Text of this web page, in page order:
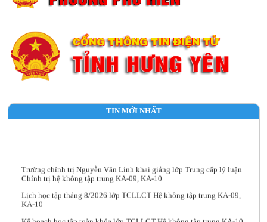
TIN MỚI NHẤT
Chính trị hệ không tập trung KA-09, KA-10
Lịch học tập tháng 8/2026 lớp TCLLCT Hệ không tập trung KA-09,
KA-10
Kế hoạch học tập toàn khóa lớp TCLLCT Hệ không tập trung KA-10